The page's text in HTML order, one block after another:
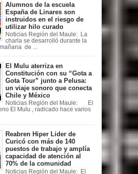
Alumnos de la escuela
España de Linares son
instruidos en el riesgo de
utilizar hilo curado
Noticias Región del Maule: La
charla se desarrolló durante la
de ...
El Mulu aterriza en
Constitución con su “Gota a
Gota Tour” junto a Pelusa:
un viaje sonoro que conecta
Chile y México
Noticias Región del Maule: El
El Mulu , radicado hace varios
Reabren Hiper Lider de
Curicó con más de 140
puestos de trabajo y amplía
capacidad de atención al
70% de la comunidad
Noticias Región del Maule: El